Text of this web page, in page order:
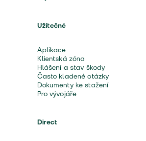
Užitečné
Aplikace
Klientská zóna
Hlášení a stav škody
Často kladené otázky
Dokumenty ke stažení
Pro vývojáře
Direct